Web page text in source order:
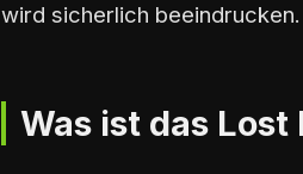
wird sicherlich beeindrucken.
Was ist das